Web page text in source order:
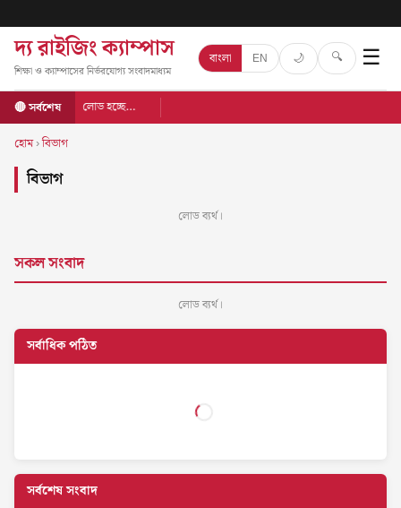
দ্য রাইজিং ক্যাম্পাস
শিক্ষা ও ক্যাম্পাসের নির্ভরযোগ্য সংবাদমাধ্যম
বাংলা EN 🌙 🔍 ☰
🔴 সর্বশেষ
লোড হচ্ছে…
হোম›বিভাগ
বিভাগ
লোড ব্যর্থ।
সকল সংবাদ
লোড ব্যর্থ।
সর্বাধিক পঠিত
সর্বশেষ সংবাদ